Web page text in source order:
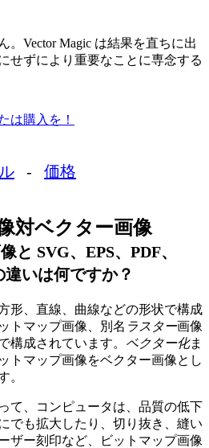
。Vector Magic は結果を直ちに出
せずにより重要なことに専念する
は購入を！
- 価格
対ベクター画像
と SVG、EPS、PDF、
いは何ですか？
形、直線、曲線などの形状で構成
トマップ画像、別名 ラスター画像
構成されています。 ベクター化ま
トマップ画像をベクター画像とし
。
て、コンピュータは、品質の低下
でも拡大したり、切り抜き、縫い
ザー刻印など、ビットマップ画像